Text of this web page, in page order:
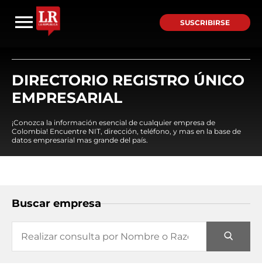
SUSCRIBIRSE
DIRECTORIO REGISTRO ÚNICO
EMPRESARIAL
¡Conozca la información esencial de cualquier empresa de
Colombia! Encuentre NIT, dirección, teléfono, y mas en la base de
datos empresarial mas grande del país.
Buscar empresa